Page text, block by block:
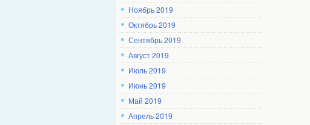
Ноябрь 2019
Октябрь 2019
Сентябрь 2019
Август 2019
Июль 2019
Июнь 2019
Май 2019
Апрель 2019